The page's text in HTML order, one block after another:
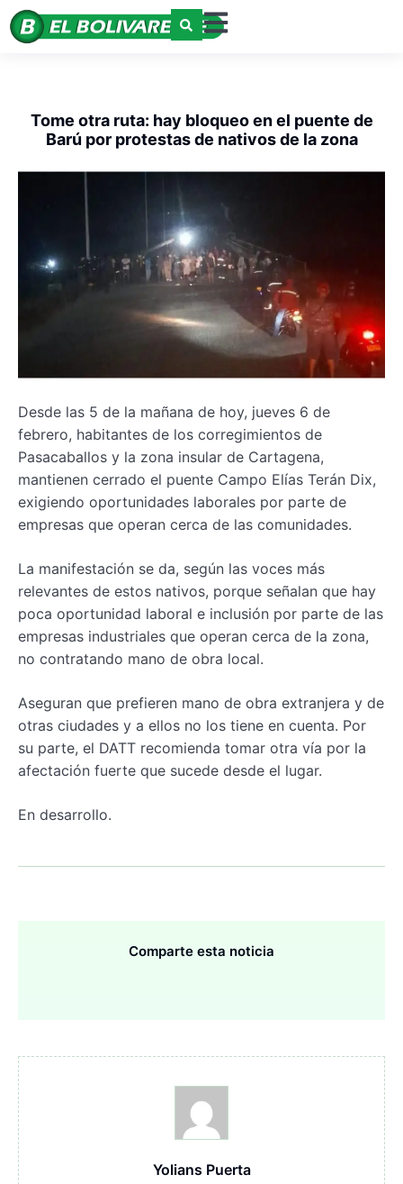
Tome otra ruta: hay bloqueo en el puente de
Barú por protestas de nativos de la zona
Desde las 5 de la mañana de hoy, jueves 6 de
febrero, habitantes de los corregimientos de
Pasacaballos y la zona insular de Cartagena,
mantienen cerrado el puente Campo Elías Terán Dix,
exigiendo oportunidades laborales por parte de
empresas que operan cerca de las comunidades.
La manifestación se da, según las voces más
relevantes de estos nativos, porque señalan que hay
poca oportunidad laboral e inclusión por parte de las
empresas industriales que operan cerca de la zona,
no contratando mano de obra local.
Aseguran que prefieren mano de obra extranjera y de
otras ciudades y a ellos no los tiene en cuenta. Por
su parte, el DATT recomienda tomar otra vía por la
afectación fuerte que sucede desde el lugar.
En desarrollo.
Comparte esta noticia
Yolians Puerta